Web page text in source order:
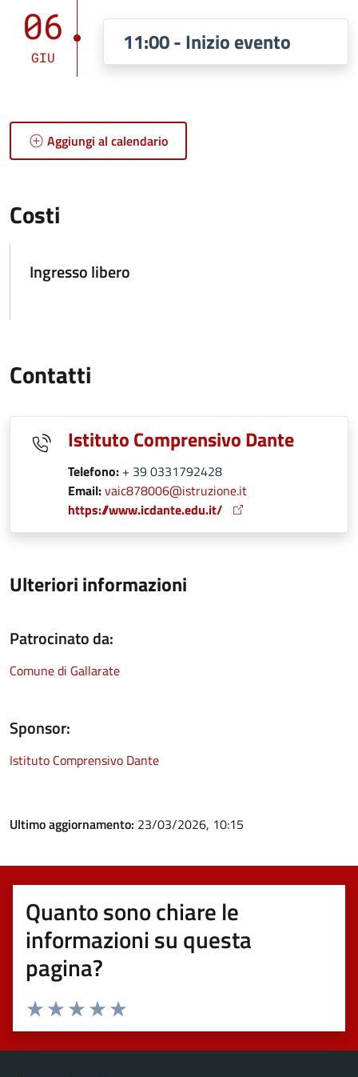
06
GIU
11:00 - Inizio evento
Aggiungi al calendario
Costi
Ingresso libero
Contatti
Istituto Comprensivo Dante
Telefono: + 39 0331792428
Email:vaic878006@istruzione.it
https://www.icdante.edu.it/
Ulteriori informazioni
Patrocinato da:
Comune di Gallarate
Sponsor:
Istituto Comprensivo Dante
Ultimo aggiornamento: 23/03/2026, 10:15
Quanto sono chiare le
informazioni su questa
pagina?
Valuta 5 stelle su 5
Valuta 4 stelle su 5
Valuta 3 stelle su 5
Valuta 2 stelle su 5
Valuta 1 stelle su 5